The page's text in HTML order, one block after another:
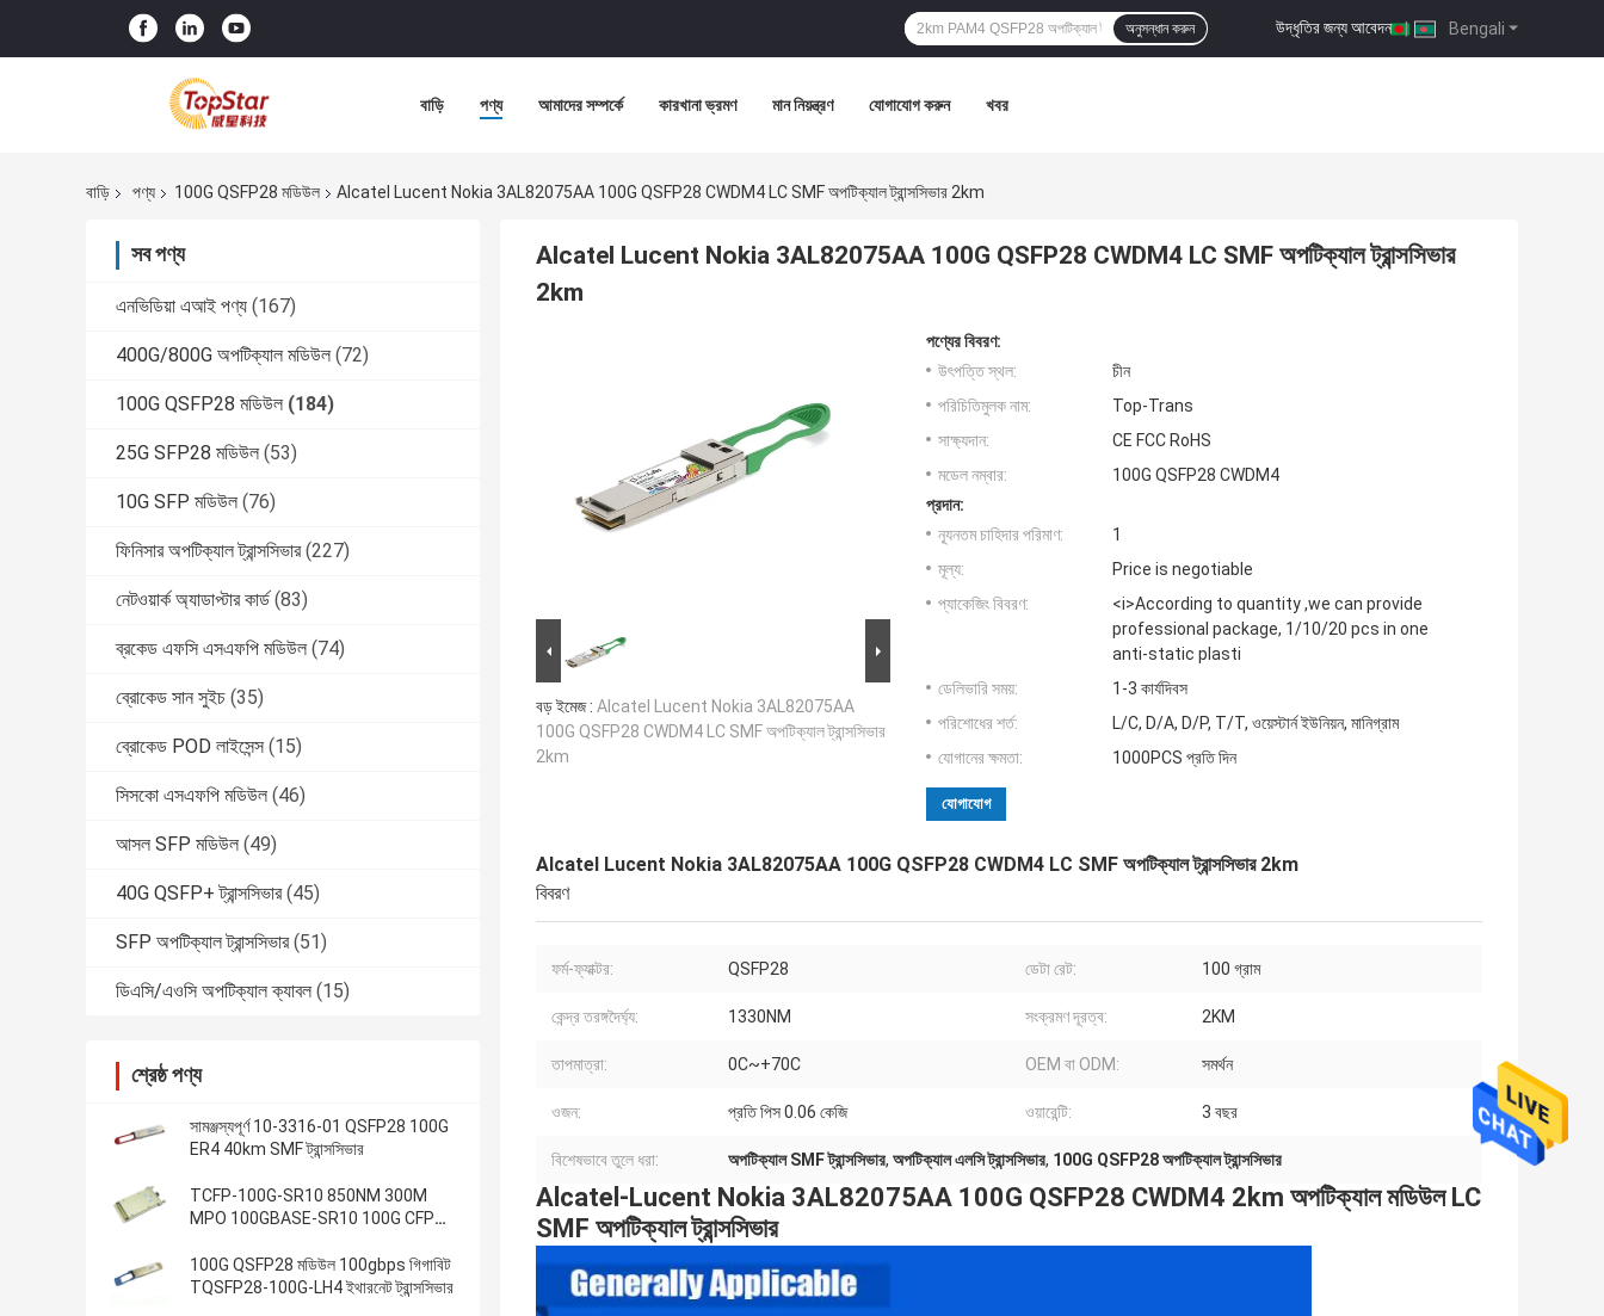
Bengali
উদ্ধৃতির জন্য আবেদন |
অনুসন্ধান করুন
বাড়ি পণ্য আমাদের সম্পর্কে কারখানা ভ্রমণ মান নিয়ন্ত্রণ যোগাযোগ করুন খবর
বাড়ি পণ্য 100G QSFP28 মডিউল Alcatel Lucent Nokia 3AL82075AA 100G QSFP28 CWDM4 LC SMF অপটিক্যাল ট্রান্সসিভার 2km
সব পণ্য
এনভিডিয়া এআই পণ্য (167)
400G/800G অপটিক্যাল মডিউল (72)
100G QSFP28 মডিউল (184)
25G SFP28 মডিউল (53)
10G SFP মডিউল (76)
ফিনিসার অপটিক্যাল ট্রান্সসিভার (227)
নেটওয়ার্ক অ্যাডাপ্টার কার্ড (83)
ব্রকেড এফসি এসএফপি মডিউল (74)
ব্রোকেড সান সুইচ (35)
ব্রোকেড POD লাইসেন্স (15)
সিসকো এসএফপি মডিউল (46)
আসল SFP মডিউল (49)
40G QSFP+ ট্রান্সসিভার (45)
SFP অপটিক্যাল ট্রান্সসিভার (51)
ডিএসি/এওসি অপটিক্যাল ক্যাবল (15)
শ্রেষ্ঠ পণ্য
সামঞ্জস্যপূর্ণ 10-3316-01 QSFP28 100G
ER4 40km SMF ট্রান্সসিভার
TCFP-100G-SR10 850NM 300M
MPO 100GBASE-SR10 100G CFP
100G QSFP28 মডিউল 100gbps গিগাবিট
TQSFP28-100G-LH4 ইথারনেট ট্রান্সসিভার
Alcatel Lucent Nokia 3AL82075AA 100G QSFP28 CWDM4 LC SMF অপটিক্যাল ট্রান্সসিভার
2km
বড় ইমেজ : Alcatel Lucent Nokia 3AL82075AA
100G QSFP28 CWDM4 LC SMF অপটিক্যাল ট্রান্সসিভার
2km
পণ্যের বিবরণ:
উৎপত্তি স্থল:
চীন
পরিচিতিমুলক নাম:
Top-Trans
সাক্ষ্যদান:
CE FCC RoHS
মডেল নম্বার:
100G QSFP28 CWDM4
প্রদান:
ন্যূনতম চাহিদার পরিমাণ:
1
মূল্য:
Price is negotiable
প্যাকেজিং বিবরণ:
<i>According to quantity ,we can provide
professional package, 1/10/20 pcs in one
anti-static plasti
ডেলিভারি সময়:
1-3 কার্যদিবস
পরিশোধের শর্ত:
L/C, D/A, D/P, T/T, ওয়েস্টার্ন ইউনিয়ন, মানিগ্রাম
যোগানের ক্ষমতা:
1000PCS প্রতি দিন
যোগাযোগ
Alcatel Lucent Nokia 3AL82075AA 100G QSFP28 CWDM4 LC SMF অপটিক্যাল ট্রান্সসিভার 2km
বিবরণ
ফর্ম-ফ্যাক্টর: QSFP28 ডেটা রেট: 100 গ্রাম
কেন্দ্র তরঙ্গদৈর্ঘ্য: 1330NM সংক্রমণ দূরত্ব: 2KM
তাপমাত্রা: 0C~+70C OEM বা ODM: সমর্থন
ওজন: প্রতি পিস 0.06 কেজি ওয়ারেন্টি: 3 বছর
বিশেষভাবে তুলে ধরা: অপটিক্যাল SMF ট্রান্সসিভার, অপটিক্যাল এলসি ট্রান্সসিভার, 100G QSFP28 অপটিক্যাল ট্রান্সসিভার
Alcatel-Lucent Nokia 3AL82075AA 100G QSFP28 CWDM4 2km অপটিক্যাল মডিউল LC
SMF অপটিক্যাল ট্রান্সসিভার